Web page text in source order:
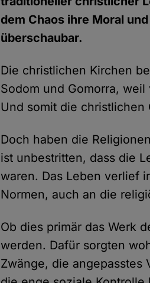
dem Chaos ihre Moral
überschaubar.
Die christlichen Kirchen
Sodom und Gomorra,
Und somit die christlichen
Doch haben die
ist unbestritten, dass die
waren. Das Leben verlief
Normen, auch an die
Ob dies primär das Werk
werden. Dafür sorgten
Zwänge, die angepasstes